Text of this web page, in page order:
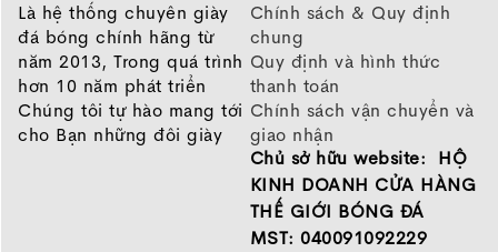
Là hệ thống chuyên giày
đá bóng chính hãng từ
năm 2013, Trong quá trình
hơn 10 năm phát triển
Chúng tôi tự hào mang tới
cho Bạn những đôi giày
Chính sách & Quy định
chung
Quy định và hình thức
thanh toán
Chính sách vận chuyển và
giao nhận
Chính sách bảo hành
Chính sách bảo mật thông
tin
Chủ sở hữu website: HỘ
KINH DOANH CỬA HÀNG
THẾ GIỚI BÓNG ĐÁ
MST: 040091092229